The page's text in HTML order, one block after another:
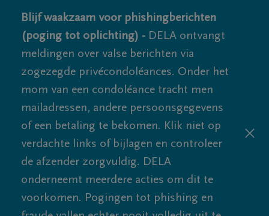
Blijf waakzaam voor phishingberichten
(poging tot oplichting) - DELA ontvangt
meldingen over valse berichten via
zogezegde privécondoléances. Onder het
mom van een condoléance tracht men
mailadressen, andere persoonsgegevens
of een betaling te bekomen. Klik niet op
verdachte links of bijlagen en controleer
de afzender zorgvuldig. DELA
onderneemt meerdere acties om dit te
voorkomen. Pogingen tot phishing en